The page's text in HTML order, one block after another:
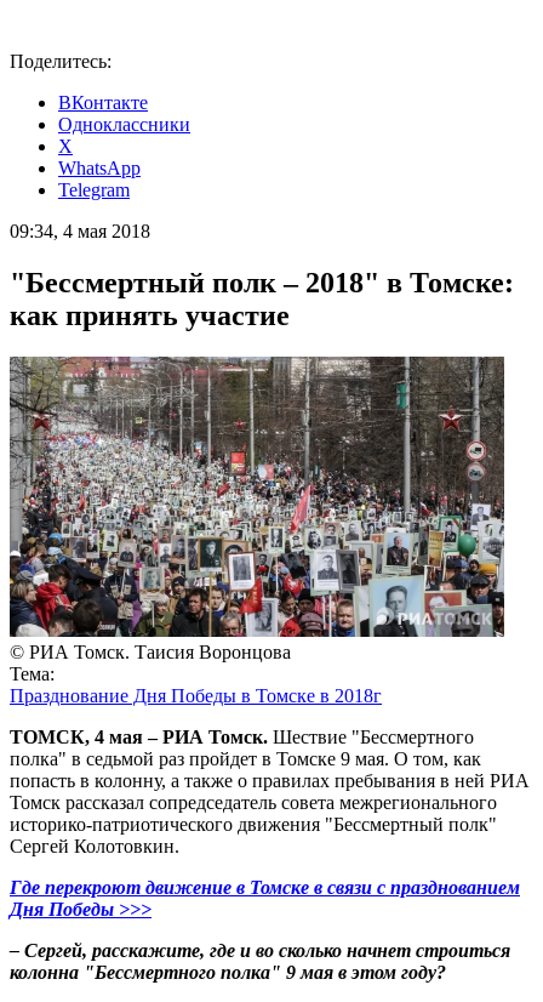
Поделитесь:
ВКонтакте
Одноклассники
X
WhatsApp
Telegram
09:34, 4 мая 2018
"Бессмертный полк – 2018" в Томске:
как принять участие
© РИА Томск. Таисия Воронцова
Тема:
Празднование Дня Победы в Томске в 2018г
ТОМСК, 4 мая – РИА Томск. Шествие "Бессмертного
полка" в седьмой раз пройдет в Томске 9 мая. О том, как
попасть в колонну, а также о правилах пребывания в ней РИА
Томск рассказал сопредседатель совета межрегионального
историко-патриотического движения "Бессмертный полк"
Сергей Колотовкин.
Где перекроют движение в Томске в связи с празднованием
Дня Победы >>>
– Сергей, расскажите, где и во сколько начнет строиться
колонна "Бессмертного полка" 9 мая в этом году?